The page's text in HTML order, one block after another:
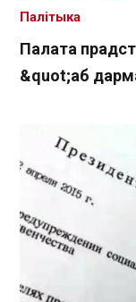
Палата
&quot;аб
Палітыка